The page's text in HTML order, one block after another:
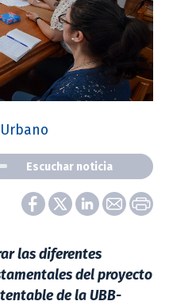
Escuchar noticia
las diferentes
del proyecto
de la UBB-